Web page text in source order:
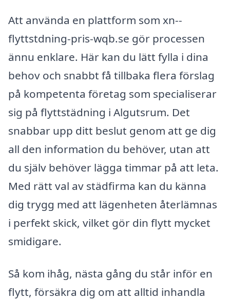
Att använda en plattform som xn--
flyttstdning-pris-wqb.se gör processen
ännu enklare. Här kan du lätt fylla i dina
behov och snabbt få tillbaka flera förslag
på kompetenta företag som specialiserar
sig på flyttstädning i Algutsrum. Det
snabbar upp ditt beslut genom att ge dig
all den information du behöver, utan att
du själv behöver lägga timmar på att leta.
Med rätt val av städfirma kan du känna
dig trygg med att lägenheten återlämnas
i perfekt skick, vilket gör din flytt mycket
smidigare.
Så kom ihåg, nästa gång du står inför en
flytt, försäkra dig om att alltid inhandla